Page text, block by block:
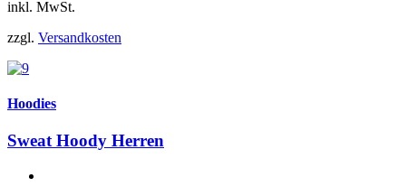
inkl. MwSt.
zzgl. Versandkosten
Hoodies
Sweat Hoody Herren